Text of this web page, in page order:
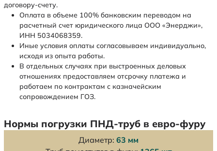
договору-счету.
Оплата в объеме 100% банковским переводом на
расчетный счет юридического лица ООО «Энерджи»,
ИНН 5034068359.
Иные условия оплаты согласовываем индивидуально,
исходя из опыта работы.
В отдельных случаях при выстроенных деловых
отношениях предоставляем отсрочку платежа и
работаем по контрактам с казначейским
сопровождением ГОЗ.
Нормы погрузки ПНД-труб в евро-фуру
Диаметр: 63 мм